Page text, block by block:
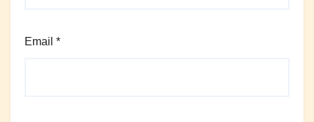
Email *